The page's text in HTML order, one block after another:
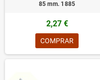
85 mm. 1885
2,27 €
COMPRAR